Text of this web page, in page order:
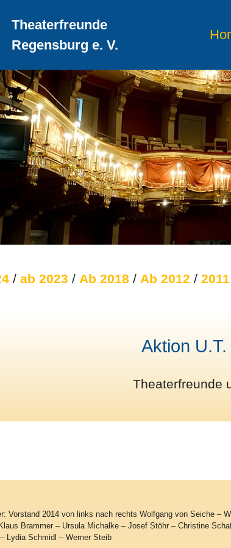
Theaterfreunde
Regensburg e. V.
/ ab 2023 / Ab 2018 / Ab 2012 / 2011
Aktion
Theaterfreunde
Vorstand 2014 von links nach rechts Wolfgang von Seiche –
Brammer – Ursula Michalke – Josef Stöhr – Christine
Lydia Schmidl – Werner Steib